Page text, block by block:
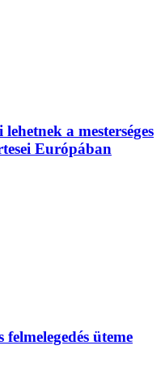
a mesterséges
Európában
üteme